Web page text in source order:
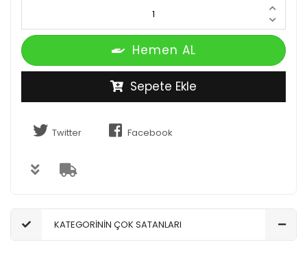
Hemen AL
Sepete Ekle
Twitter Facebook
KATEGORİNİN ÇOK SATANLARI